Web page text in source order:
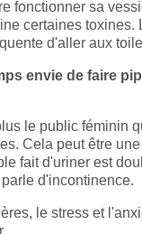
fonctionner sa
certaines
d'aller aux
envie de faire
le public féminin
Cela peut être
fait d'uriner est
d'incontinence.
le stress et